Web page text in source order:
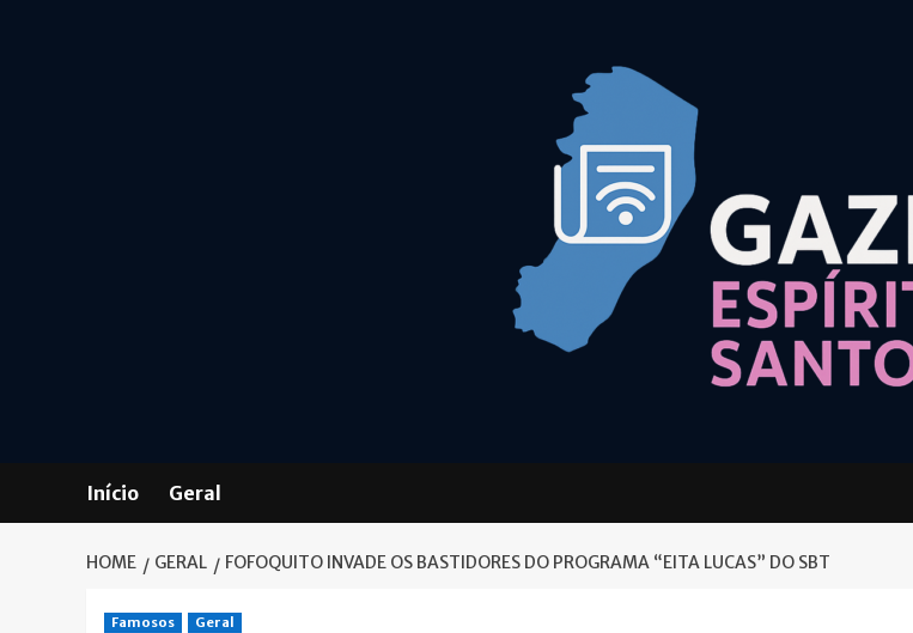
Início Geral
HOME GERAL FOFOQUITO INVADE OS BASTIDORES DO PROGRAMA “EITA LUCAS” DO SBT
Famosos Geral